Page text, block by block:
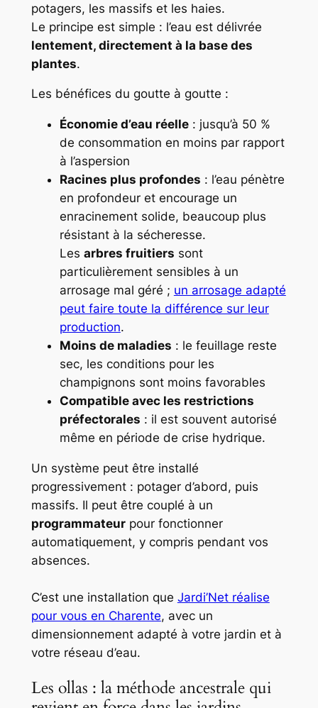
potagers, les massifs et les haies.
Le principe est simple : l’eau est délivrée
lentement, directement à la base des
plantes.
Les bénéfices du goutte à goutte :
Économie d’eau réelle: jusqu’à 50 %
de consommation en moins par rapport
à l’aspersion
Racines plus profondes : l’eau pénètre
en profondeur et encourage un
enracinement solide, beaucoup plus
résistant à la sécheresse.
Les arbres fruitiers sont
particulièrement sensibles à un
arrosage mal géré ; un arrosage adapté
peut faire toute la différence sur leur
production.
Moins de maladies : le feuillage reste
sec, les conditions pour les
champignons sont moins favorables
Compatible avec les restrictions
préfectorales : il est souvent autorisé
même en période de crise hydrique.
Un système peut être installé
progressivement : potager d’abord, puis
massifs. Il peut être couplé à un
programmateurpour fonctionner
automatiquement, y compris pendant vos
absences.
C’est une installation que Jardi’Net réalise
pour vous en Charente, avec un
dimensionnement adapté à votre jardin et à
votre réseau d’eau.
Les ollas : la méthode ancestrale qui